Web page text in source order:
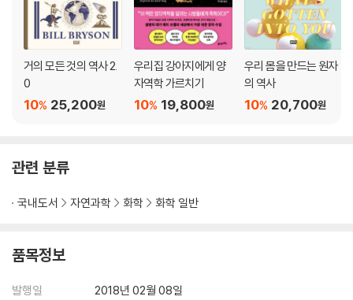
제8부 가치, 피해 그리고 민주화
37. 티리언 퍼플, 대청, 인디고
38. 화학과 산업
39. 아테네
40. 화학의 민주화적 성격
41. 환경에 대한 관심
이유
44. 환경문제에 대한 대답
45. 화학, 교육 그리고 민주주의
제9부 이원자 분자의 모험
제10부 생동하는 이원성
48. 또다른 이원성
거의 모든 것의 역사 2.
0
25,200원
10%
우리집 강아지에게 양
자역학 가르치기
19,800원
10%
우리 몸을 만드는 원자
의 역사
20,700원
10%
관련 분류
국내도서 자연과학 화학 화학 일반
품목정보
발행일
2018년 02월 08일